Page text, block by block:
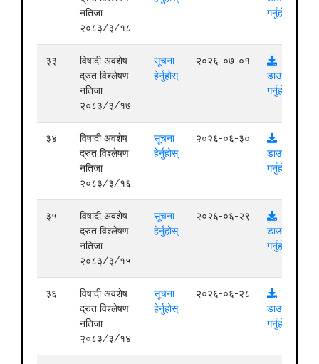
नतिजा
२०८३/३/१८
गर्नुहोस्
३३
विषादी अवशेष
द्रुत विश्लेषण
नतिजा
२०८३/३/१७
सूचना
हेर्नुहोस्
२०२६-०७-०१
डाउनलोड
गर्नुहोस्
३४
विषादी अवशेष
द्रुत विश्लेषण
नतिजा
२०८३/३/१६
सूचना
हेर्नुहोस्
२०२६-०६-३०
डाउनलोड
गर्नुहोस्
३५
विषादी अवशेष
द्रुत विश्लेषण
नतिजा
२०८३/३/१५
सूचना
हेर्नुहोस्
२०२६-०६-२९
डाउनलोड
गर्नुहोस्
३६
विषादी अवशेष
द्रुत विश्लेषण
नतिजा
२०८३/३/१४
सूचना
हेर्नुहोस्
२०२६-०६-२८
डाउनलोड
गर्नुहोस्